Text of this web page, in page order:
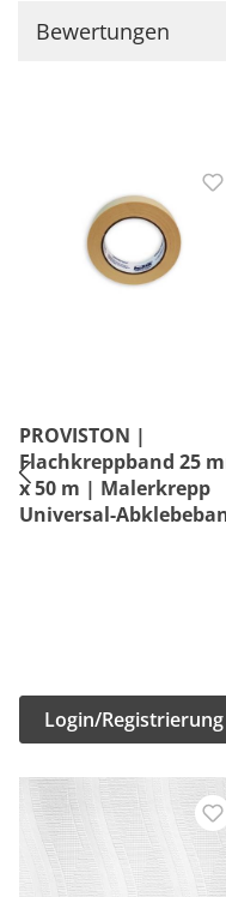
Bewertungen
PROVISTON |
Flachkreppband 25
x 50 m | Malerkrepp
Universal-
Login/Registrierung